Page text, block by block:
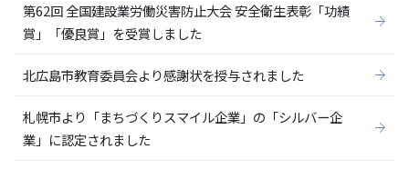
第62回 全国建設業労働災害防止大会 安全衛生表彰「功績
賞」「優良賞」を受賞しました
北広島市教育委員会より感謝状を授与されました
札幌市より「まちづくりスマイル企業」の「シルバー企
業」に認定されました